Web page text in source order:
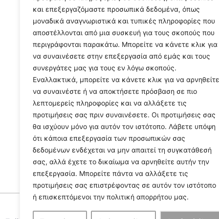
και επεξεργαζόμαστε προσωπικά δεδομένα, όπως
μοναδικά αναγνωριστικά και τυπικές πληροφορίες που
αποστέλλονται από μια συσκευή για τους σκοπούς που
περιγράφονται παρακάτω. Μπορείτε να κάνετε κλικ για
να συναινέσετε στην επεξεργασία από εμάς και τους
συνεργάτες μας για τους εν λόγω σκοπούς.
Εναλλακτικά, μπορείτε να κάνετε κλικ για να αρνηθείτε
να συναινέστε ή να αποκτήσετε πρόσβαση σε πιο
λεπτομερείς πληροφορίες και να αλλάξετε τις
προτιμήσεις σας πριν συναινέσετε. Οι προτιμήσεις σας
θα ισχύουν μόνο για αυτόν τον ιστότοπο. Λάβετε υπόψη
ότι κάποια επεξεργασία των προσωπικών σας
δεδομένων ενδέχεται να μην απαιτεί τη συγκατάθεσή
σας, αλλά έχετε το δικαίωμα να αρνηθείτε αυτήν την
επεξεργασία. Μπορείτε πάντα να αλλάξετε τις
προτιμήσεις σας επιστρέφοντας σε αυτόν τον ιστότοπο
ή επισκεπτόμενοι την πολιτική απορρήτου μας.